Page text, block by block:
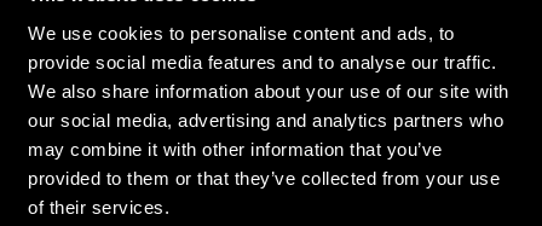
We use cookies to personalise content and ads, to
provide social media features and to analyse our traffic.
We also share information about your use of our site with
our social media, advertising and analytics partners who
may combine it with other information that you’ve
provided to them or that they’ve collected from your use
of their services.
Ved at tilmelde dig vores nyhedsbrev accepterer du vores
privatlivspolitik